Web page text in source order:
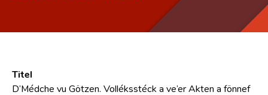
CNL
Kontakt
Titel
D’Médche vu Götzen. Volléksstéck a ve’er Akten a fönnef